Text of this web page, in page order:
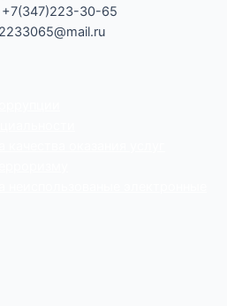
+7(347)223-30-65